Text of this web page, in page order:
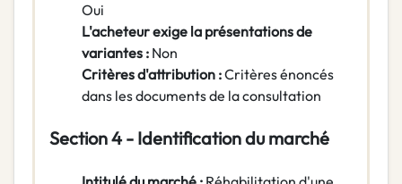
Oui
L'acheteur exige la présentations de
variantes : Non
Critères d'attribution :Critères énoncés
dans les documents de la consultation
Section 4 - Identification du marché